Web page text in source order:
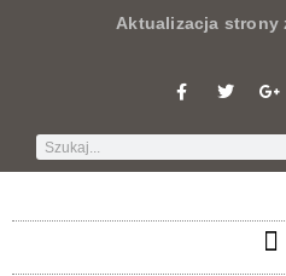
Aktualizacja strony